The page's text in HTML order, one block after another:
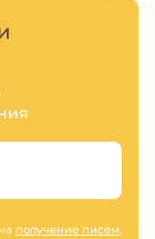
получение писем,